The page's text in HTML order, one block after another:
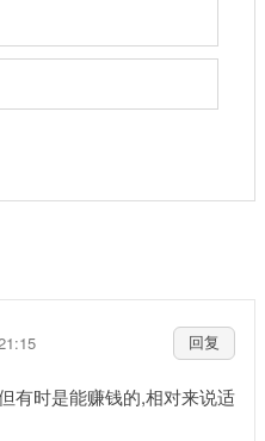
回复
有时是能赚钱的,相对来说适